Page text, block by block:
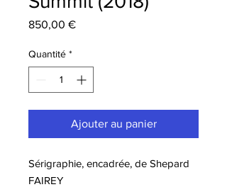
850,00 €Prix
Quantité *
Ajouter au panier
Sérigraphie, encadrée, de Shepard
FAIREY